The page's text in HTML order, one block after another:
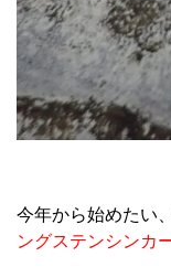
今年から始めたい
ングステンシンカ